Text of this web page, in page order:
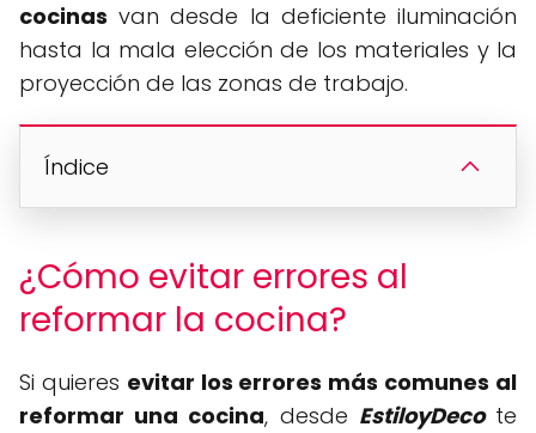
cocinas van desde la deficiente iluminación
hasta la mala elección de los materiales y la
proyección de las zonas de trabajo.
Índice
¿Cómo evitar errores al
reformar la cocina?
Si quieres evitar los errores más comunes al
reformar una cocina, desde EstiloyDecote